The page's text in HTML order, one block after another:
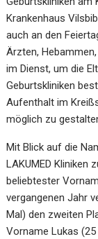
Krankenhaus
auch an den
Ärzten,
im Dienst, um die
Geburtskliniken
Aufenthalt im
möglich zu
Mit Blick auf die
LAKUMED Kliniken
beliebtester
vergangenen Jahr
Mal) den zweiten
Vorname Lukas